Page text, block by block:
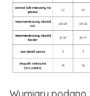
Wymiary podano